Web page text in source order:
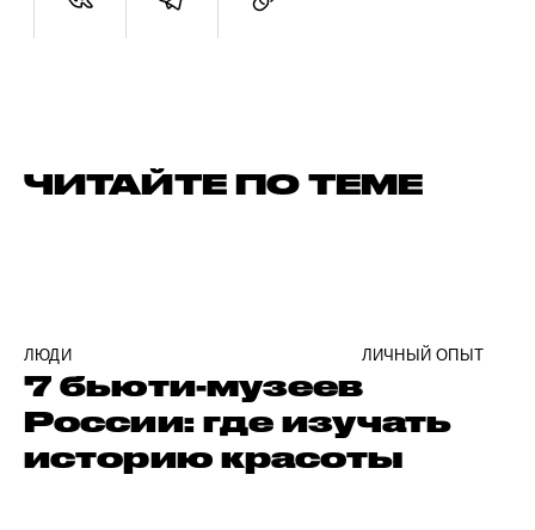
ЧИТАЙТЕ ПО ТЕМЕ
ЛЮДИ ЛИЧНЫЙ ОПЫТ
7 бьюти-музеев
России: где изучать
историю красоты